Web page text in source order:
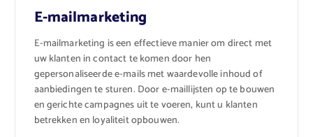
E-mailmarketing
E-mailmarketing is een effectieve manier om direct met
uw klanten in contact te komen door hen
gepersonaliseerde e-mails met waardevolle inhoud of
aanbiedingen te sturen. Door e-maillijsten op te bouwen
en gerichte campagnes uit te voeren, kunt u klanten
betrekken en loyaliteit opbouwen.